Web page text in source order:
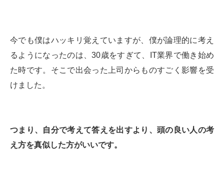
今でも僕はハッキリ覚えていますが、僕が論理的に考え
るようになったのは、30歳をすぎて、IT業界で働き始め
た時です。そこで出会った上司からものすごく影響を受
けました。
つまり、自分で考えて答えを出すより、頭の良い人の考
え方を真似した方がいいです。